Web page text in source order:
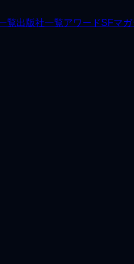
覧出版社一覧アワードSFマガ